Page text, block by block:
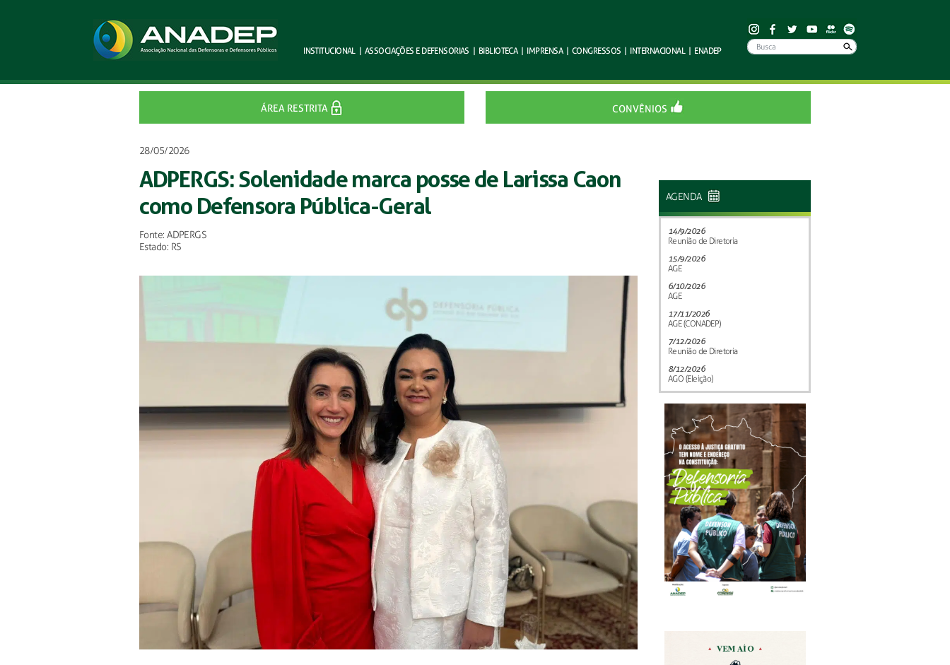
INSTITUCIONAL | ASSOCIAÇÕES EDEFENSORIAS | BIBLIOTECA | IMPRENSA | CONGRESSOS | INTERNACIONAL | ENADEP
ÁREA RESTRITA CONVÊNIOS
28/05/2026
ADPERGS: Solenidade marca posse de Larissa Caon
como Defensora Pública-Geral
Fonte: ADPERGS
Estado: RS
AGENDA
14/9/2026
Reunião de Diretoria
15/9/2026
AGE
6/10/2026
AGE
17/11/2026
AGE (CONADEP)
7/12/2026
Reunião de Diretoria
8/12/2026
AGO (Eleição)